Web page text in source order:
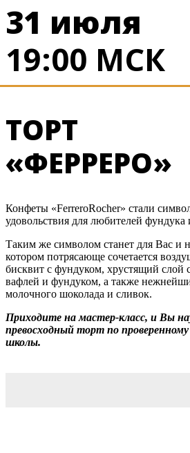
31 июля
19:00 МСК
ТОРТ
«ФЕРРЕРО»
Конфеты «FerreroRocher» стали
удовольствия для любителей
Таким же символом станет для Вас
котором потрясающе сочетается
бисквит с фундуком, хрустящий слой
вафлей и фундуком, а также
молочного шоколада и сливок.
Приходите на мастер-класс, и Вы
превосходный торт по
школы.